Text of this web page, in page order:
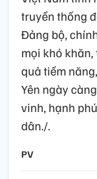
truyền thống
Đảng bộ,
mọi khó
quả tiềm
Yên ngày
vinh, hạnh
dân./.
PV